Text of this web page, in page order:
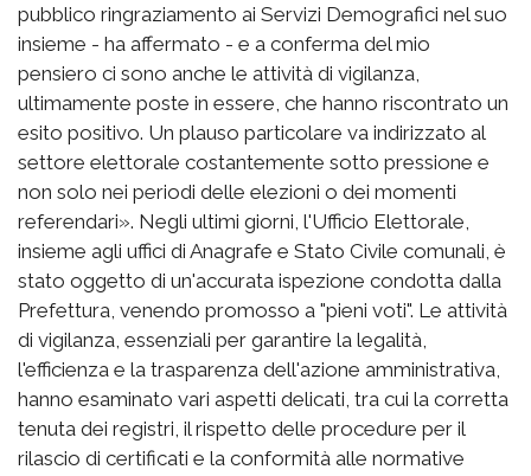
pubblico ringraziamento ai Servizi Demografici nel suo
insieme - ha affermato - e a conferma del mio
pensiero ci sono anche le attività di vigilanza,
ultimamente poste in essere, che hanno riscontrato un
esito positivo. Un plauso particolare va indirizzato al
settore elettorale costantemente sotto pressione e
non solo nei periodi delle elezioni o dei momenti
referendari». Negli ultimi giorni, l'Ufficio Elettorale,
insieme agli uffici di Anagrafe e Stato Civile comunali, è
stato oggetto di un'accurata ispezione condotta dalla
Prefettura, venendo promosso a "pieni voti". Le attività
di vigilanza, essenziali per garantire la legalità,
l'efficienza e la trasparenza dell'azione amministrativa,
hanno esaminato vari aspetti delicati, tra cui la corretta
tenuta dei registri, il rispetto delle procedure per il
rilascio di certificati e la conformità alle normative